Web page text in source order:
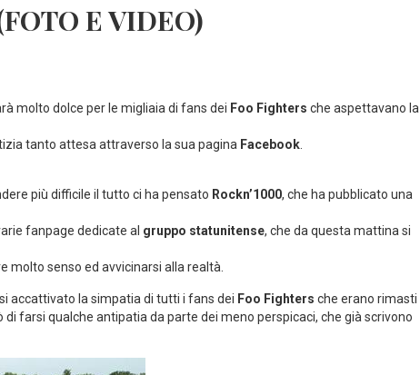
E VIDEO)
molto dolce per le migliaia di fans dei Foo Fighters che aspettavano la
tanto attesa attraverso la sua pagina Facebook.
più difficile il tutto ci ha pensato Rockn’1000, che ha pubblicato una
fanpage dedicate al gruppo statunitense, che da questa mattina si
molto senso ed avvicinarsi alla realtà.
accattivato la simpatia di tutti i fans dei Foo Fighters che erano rimasti
farsi qualche antipatia da parte dei meno perspicaci, che già scrivono